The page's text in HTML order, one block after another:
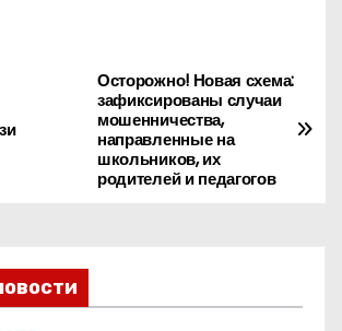
Осторожно! Новая схема:
зафиксированы случаи
мошенничества,
направленные на
школьников, их
родителей и педагогов